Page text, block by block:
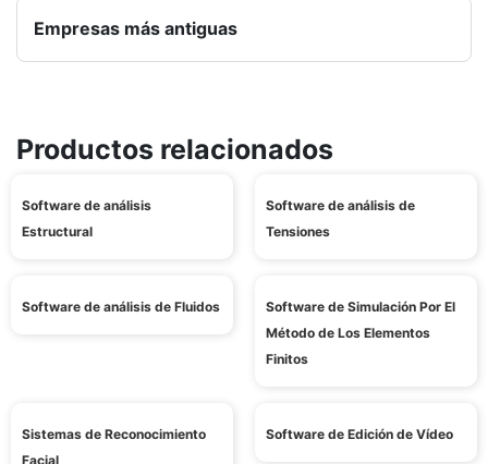
Empresas más antiguas
Productos relacionados
Software de análisis
Estructural
Software de análisis de
Tensiones
Software de análisis de Fluidos
Software de Simulación Por El
Método de Los Elementos
Finitos
Sistemas de Reconocimiento
Facial
Software de Edición de Vídeo